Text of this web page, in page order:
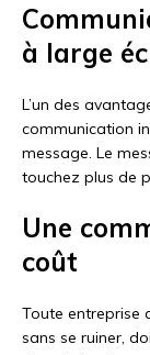
à large
L’un des
communication
message. Le
touchez plus de
Une
coût
Toute entreprise
sans se ruiner,